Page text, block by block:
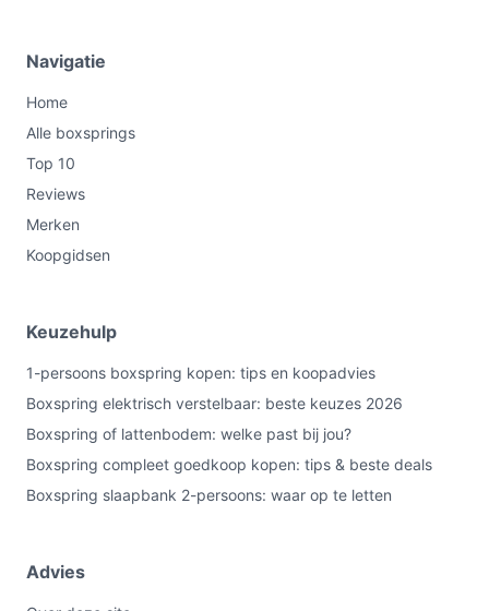
Navigatie
Home
Alle boxsprings
Top 10
Reviews
Merken
Koopgidsen
Keuzehulp
1-persoons boxspring kopen: tips en koopadvies
Boxspring elektrisch verstelbaar: beste keuzes 2026
Boxspring of lattenbodem: welke past bij jou?
Boxspring compleet goedkoop kopen: tips & beste deals
Boxspring slaapbank 2-persoons: waar op te letten
Advies